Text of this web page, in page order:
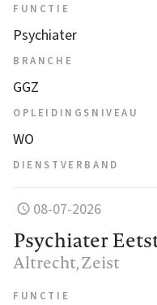
FUNCTIE
Psychiater
BRANCHE
GGZ
OPLEIDINGSNIVEAU
WO
DIENSTVERBAND
08-07-2026
Psychiater
Altrecht, Zeist
FUNCTIE